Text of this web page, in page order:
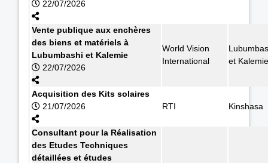
22/07/2026
Vente publique aux enchères
des biens et matériels à
Lubumbashi et Kalemie
22/07/2026
World Vision
International
et Kalemie
Acquisition des Kits solaires
21/07/2026
RTI Kinshasa
Consultant pour la Réalisation
des Etudes Techniques
détaillées et études